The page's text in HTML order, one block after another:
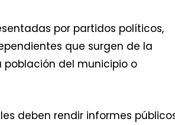
por partidos políticos,
que surgen de la
población del municipio o
deben rendir informes